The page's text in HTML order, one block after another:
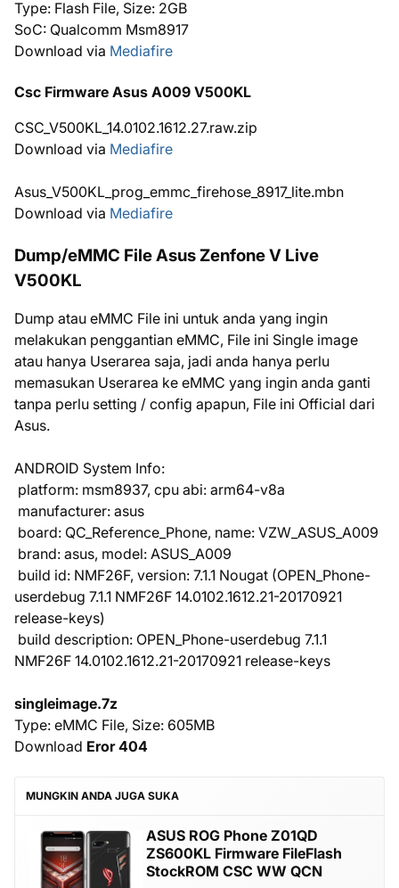
Type: Flash File, Size: 2GB
SoC: Qualcomm Msm8917
Download via Mediafire
Csc Firmware Asus A009 V500KL
CSC_V500KL_14.0102.1612.27.raw.zip
Download via Mediafire
Asus_V500KL_prog_emmc_firehose_8917_lite.mbn
Download via Mediafire
Dump/eMMC File Asus Zenfone V Live
V500KL
Dump atau eMMC File ini untuk anda yang ingin
melakukan penggantian eMMC, File ini Single image
atau hanya Userarea saja, jadi anda hanya perlu
memasukan Userarea ke eMMC yang ingin anda ganti
tanpa perlu setting / config apapun, File ini Official dari
Asus.
ANDROID System Info:
platform: msm8937, cpu abi: arm64-v8a
manufacturer: asus
board: QC_Reference_Phone, name: VZW_ASUS_A009
brand: asus, model: ASUS_A009
build id: NMF26F, version: 7.1.1 Nougat (OPEN_Phone-
userdebug 7.1.1 NMF26F 14.0102.1612.21-20170921
release-keys)
build description: OPEN_Phone-userdebug 7.1.1
NMF26F 14.0102.1612.21-20170921 release-keys
singleimage.7z
Type: eMMC File, Size: 605MB
Download Eror 404
MUNGKIN ANDA JUGA SUKA
ASUS ROG Phone Z01QD
ZS600KL Firmware FileFlash
StockROM CSC WW QCN